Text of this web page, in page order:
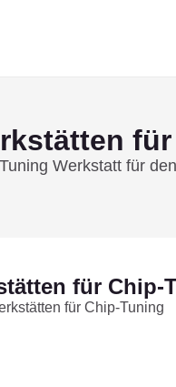
für
Werkstatt für
für Chip-
für Chip-Tuning